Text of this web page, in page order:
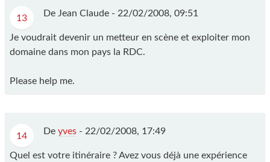
13 De Jean Claude - 22/02/2008, 09:51
Je voudrait devenir un metteur en scène et exploiter mon
domaine dans mon pays la RDC.
Please help me.
14 De yves - 22/02/2008, 17:49
Quel est votre itinéraire ? Avez vous déjà une expérience